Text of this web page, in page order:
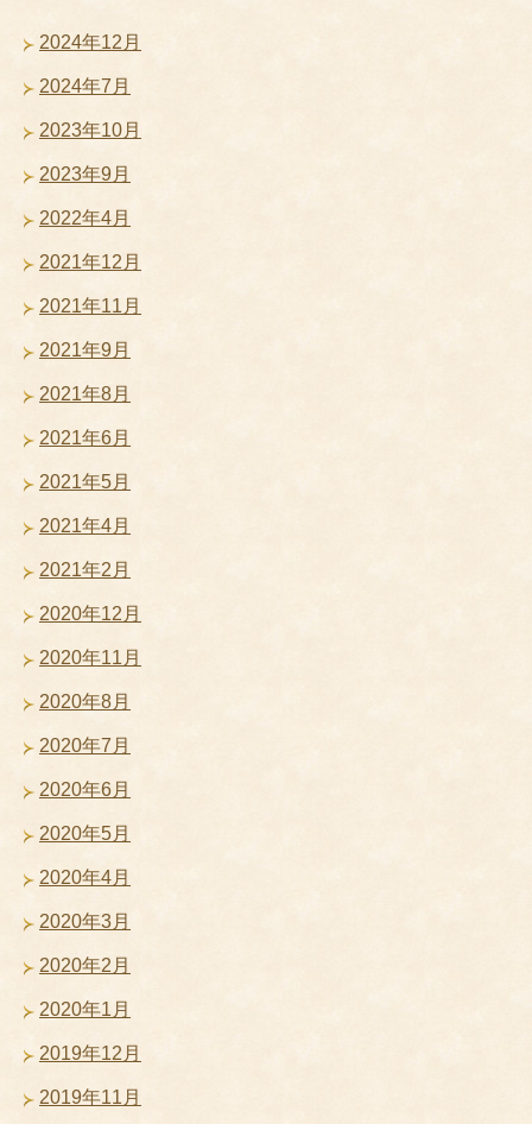
2024年12月
2024年7月
2023年10月
2023年9月
2022年4月
2021年12月
2021年11月
2021年9月
2021年8月
2021年6月
2021年5月
2021年4月
2021年2月
2020年12月
2020年11月
2020年8月
2020年7月
2020年6月
2020年5月
2020年4月
2020年3月
2020年2月
2020年1月
2019年12月
2019年11月